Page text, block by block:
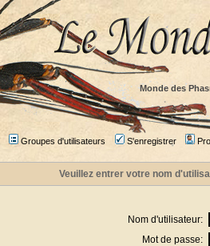
Monde des
Groupes d'utilisateurs S'enregistrer
Veuillez entrer votre nom
Nom d'utilisateur:
Mot de passe: